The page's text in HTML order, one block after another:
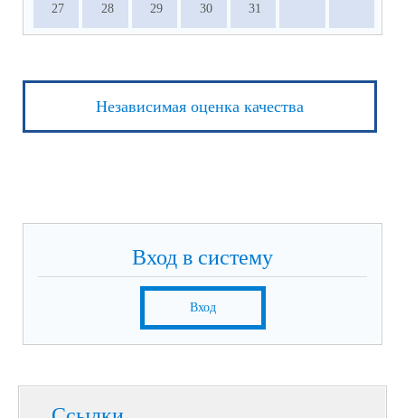
27 28 29 30 31
Независимая оценка качества
Вход в систему
Вход